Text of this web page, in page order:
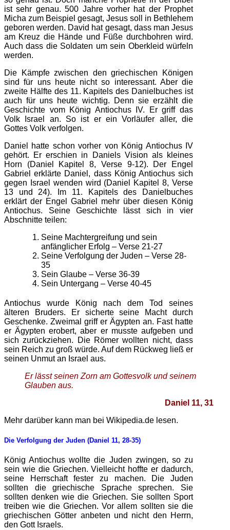
ist sehr genau. 500 Jahre vorher hat der Prophet
Micha zum Beispiel gesagt, Jesus soll in Bethlehem
geboren werden. David hat gesagt, dass man Jesus
am Kreuz die Hände und Füße durchbohren wird.
Auch dass die Soldaten um sein Oberkleid würfeln
werden.
Die Kämpfe zwischen den griechischen Königen
sind für uns heute nicht so interessant. Aber die
zweite Hälfte des 11. Kapitels des Danielbuches ist
auch für uns heute wichtig. Denn sie erzählt die
Geschichte vom König Antiochus IV. Er griff das
Volk Israel an. So ist er ein Vorläufer aller, die
Gottes Volk verfolgen.
Daniel hatte schon vorher von König Antiochus IV
gehört. Er erschien in Daniels Vision als kleines
Horn (Daniel Kapitel 8, Verse 9-12). Der Engel
Gabriel erklärte Daniel, dass König Antiochus sich
gegen Israel wenden wird (Daniel Kapitel 8, Verse
13 und 24). Im 11. Kapitels des Danielbuches
erklärt der Engel Gabriel mehr über diesen König
Antiochus. Seine Geschichte lässt sich in vier
Abschnitte teilen:
Seine Machtergreifung und sein
anfänglicher Erfolg – Verse 21-27
Seine Verfolgung der Juden – Verse 28-
35
Sein Glaube – Verse 36-39
Sein Untergang – Verse 40-45
Antiochus wurde König nach dem Tod seines
älteren Bruders. Er sicherte seine Macht durch
Geschenke. Zweimal griff er Ägypten an. Fast hatte
er Ägypten erobert, aber er musste aufgeben und
sich zurückziehen. Die Römer wollten nicht, dass
sein Reich zu groß würde. Auf dem Rückweg ließ er
seinen Unmut an Israel aus.
Er lässt seinen Zorn am Gottesvolk und seinem
Glauben aus.
Daniel 11, 31
Mehr darüber kann man bei Wikipedia.de lesen.
Die Verfolgung der Juden (Daniel 11, 28-35)
König Antiochus wollte die Juden zwingen, so zu
sein wie die Griechen. Vielleicht hoffte er dadurch,
seine Herrschaft fester zu machen. Die Juden
sollten die griechische Sprache sprechen. Sie
sollten denken wie die Griechen. Sie sollten Sport
treiben wie die Griechen. Vor allem sollten sie die
griechischen Götter anbeten und nicht den Herrn,
den Gott Israels.